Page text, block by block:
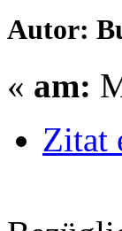
Autor:
« am:
Zitat